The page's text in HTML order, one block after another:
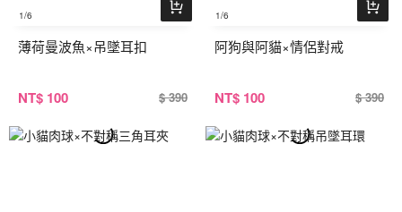
1/6
薄荷曼波魚×吊墜耳扣
NT$ 100 $ 390
1/6
阿狗與阿貓×情侶對戒
NT$ 100 $ 390